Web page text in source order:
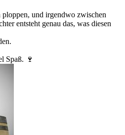
und irgendwo zwischen
entsteht genau das, was diesen
Spaß. 🍷